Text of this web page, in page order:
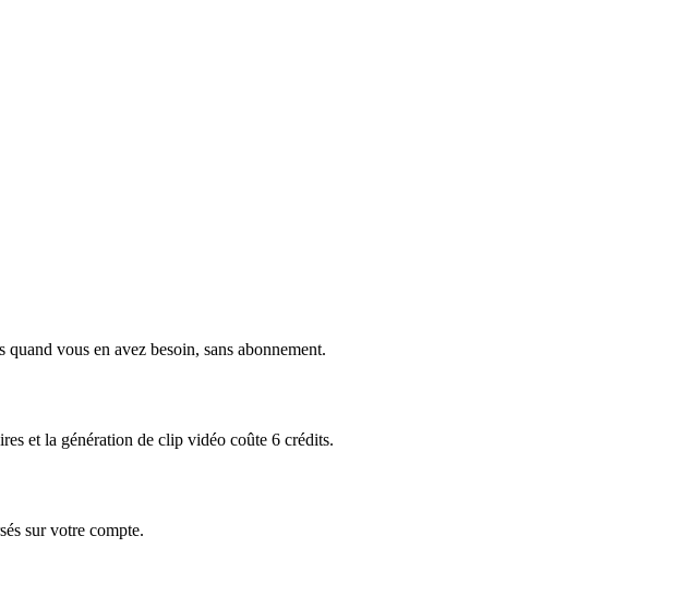
vous en avez besoin, sans abonnement.
et la génération de clip vidéo coûte 6 crédits.
sur votre compte.